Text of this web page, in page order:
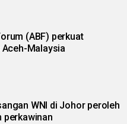
(ABF) perkuat
Malaysia
WNI di Johor peroleh
perkawinan